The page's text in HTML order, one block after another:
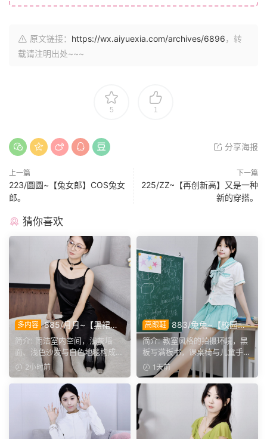
原文链接： https://wx.aiyuexia.com/archives/6896，转
载请注明出处~~~
5 1
分享海报
上一篇
223/圆圆~【兔女郎】COS兔女
郎。
下一篇
225/ZZ~【再创新高】又是一种
新的穿搭。
猜你喜欢
多内容 885/月月~【黑裙履
影】黑裙黑薄袜衬高跟，穿脱
鞋袜与瑜伽剧情完整呈现。
简介: 简洁室内空间，浅灰墙
面、浅色沙发与白色地毯构成干
净背景，地面预留充足活...
2小时前
高跟鞋 883/兔兔~【校园清
欢】黑板课桌椅为伴，水手服
演绎烂漫青春光景。
简介: 教室风格的拍摄环境，黑
板写满板书，课桌椅与儿童手绘
作品烘托校园氛围。兔...
1天前